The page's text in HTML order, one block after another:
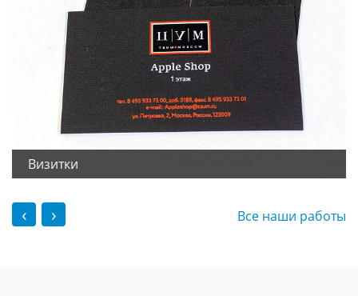
Визитки
‹ › Все наши работы